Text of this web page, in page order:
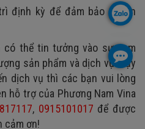
định kỳ để đảm bảo sự ổn
có thể tin tưởng vào sự cam
sản phẩm và dịch vụ. Vậy
dịch vụ thì các bạn vui lòng
hỗ trợ của Phương Nam Vina
, 0915101017 để được
cảm ơn!